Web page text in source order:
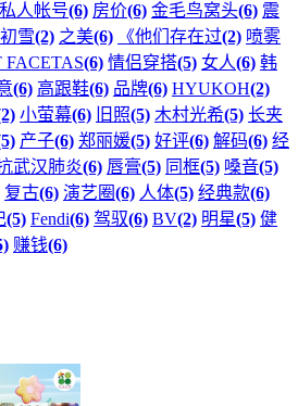
私人帐号(6) 房价(6) 金毛鸟窝头(6) 震
初雪(2) 之美(6) 《他们存在过(2) 喷雾
FACETAS(6) 情侣穿搭(5) 女人(6) 韩
(6) 高跟鞋(6) 品牌(6) HYUKOH(2)
小萤幕(6) 旧照(5) 木村光希(5) 长夹
产子(6) 郑丽媛(5) 好评(6) 解码(6) 经
武汉肺炎(6) 唇膏(5) 同框(5) 嗓音(5)
复古(6) 演艺圈(6) 人体(5) 经典款(6)
(5) Fendi(6) 驾驭(6) BV(2) 明星(5) 健
赚钱(6)